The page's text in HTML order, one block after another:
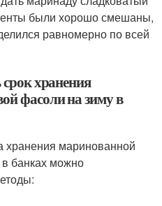
были хорошо смешаны,
равномерно по всей
хранения
фасоли на зиму в
хранения маринованной
банках можно